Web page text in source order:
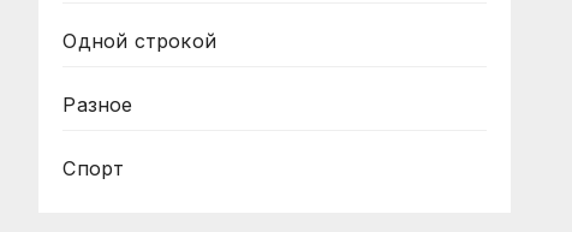
Одной строкой
Разное
Спорт